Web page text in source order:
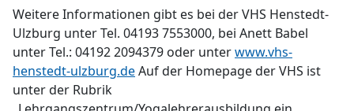
Weitere Informationen gibt es bei der VHS Henstedt-
Ulzburg unter Tel. 04193 7553000, bei Anett Babel
unter Tel.: 04192 2094379 oder unterwww.vhs-
henstedt-ulzburg.deAuf der Homepage der VHS ist
unter der Rubrik